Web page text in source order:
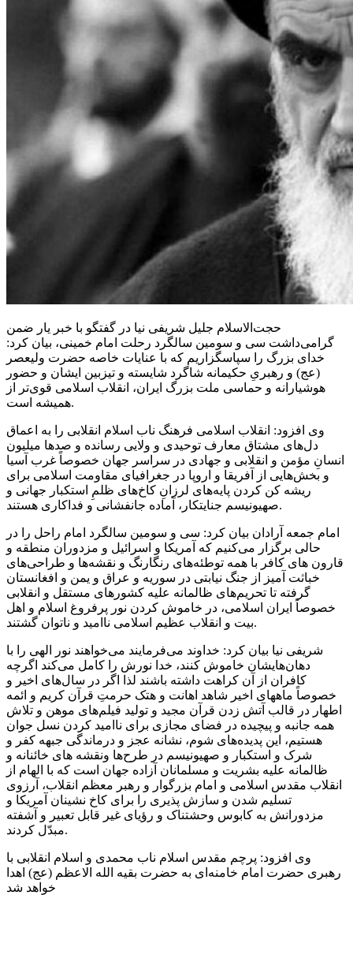
حجت‌الاسلام جلیل شریفی نیا در گفتگو با خبر یار ضمن
گرامی‌داشت سی و سومین سالگرد رحلت امام خمینی، بیان کرد:
خدای بزرگ را سپاسگزاریم که با عنایات خاصه حضرت ولیعصر
(عج) و رهبریِ حکیمانه شاگرد شایسته و تیزبین ایشان و حضور
هوشیارانه و حماسی ملت بزرگ ایران، انقلاب اسلامی قوی‌تر از
همیشه است.
وی افزود: انقلاب اسلامی فرهنگ ناب اسلام انقلابی را به اعماق
دل‌های مشتاق معارف توحیدی و ولایی رسانده و صدها میلیون
انسانِ مؤمن و انقلابی و جهادی در سراسر جهان خصوصاً غرب آسیا
و بخش‌هایی از آفریقا و اروپا در جغرافیای مقاومت اسلامی برای
ریشه کن کردن پایه‌های لرزانِ کاخ‌های ظلمِ استکبار جهانی و
صهیونیسم جنایتکار، آماده جانفشانی و فداکاری هستند.
امام جمعه آرادان بیان کرد: سی و سومین سالگرد امام راحل را در
حالی برگزار می‌کنیم که آمریکا و اسرائیل و مزدوران منطقه و
قارون های کافر با همه توطئه‌های رنگارنگ و نقشه‌ها و طراحی‌های
خباثت آمیز
از جنگ نیابتی در سوریه و عراق و یمن و افغانستان
گرفته تا تحریم‌های ظالمانه علیه کشورهای مستقل و انقلابی
خصوصاً ایران اسلامی، در خاموش کردن نور پرفروغ اسلام و اهل
بیت و انقلاب عظیم اسلامی ناامید و ناتوان گشتند.
شریفی نیا بیان کرد: خداوند می‌فرمایند می‌خواهند نور الهی را با
دهان‌هایشان خاموش کنند، خدا نورش را کامل می‌کند اگرچه
کافران از آن کراهت داشته باشند لذا اگر در سال‌های اخیر و
خصوصاً ماههای اخیر شاهد اهانت و هتک حرمتِ قرآن کریم و ائمه
اطهار در قالب آتش زدن قرآن مجید و تولید فیلم‌های موهن و تلاش
همه جانبه و پیچیده در فضای مجازی برای ناامید کردن نسل جوان
هستیم، این پدیده‌های شوم، نشانه عجز و درماندگی جبهه کفر و
شرک و استکبار و صهیونیسم در طرح‌ها ونقشه های خائنانه و
ظالمانه علیه بشریت و مسلمانان آزاده جهان است که با الهام از
انقلاب مقدس اسلامی و امام بزرگوار و رهبر معظم انقلاب، آرزوی
تسلیم شدن و سازش پذیری را برای کاخ نشینان آمریکا و
مزدورانش به کابوس وحشتناک و رؤیای غیر قابل تعبیر و آشفته
مبدّل کردند.
وی افزود: پرچم مقدس اسلام ناب محمدی و اسلام انقلابی با
رهبری حضرت امام خامنه‌ای به حضرت بقیه الله الاعظم (عج) اهدا
خواهد شد